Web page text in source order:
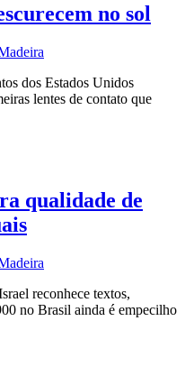
no sol
dos Estados Unidos
lentes de contato que
qualidade de
reconhece textos,
no Brasil ainda é empecilho